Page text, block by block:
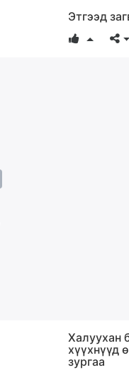
Этгээд
Халуухан
хүүхнүүд
зургаа